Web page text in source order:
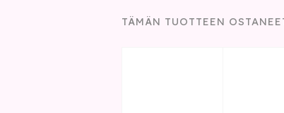
TÄMÄN TUOTTEEN